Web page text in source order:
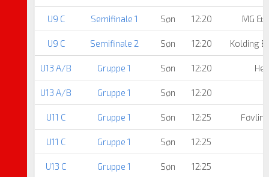
U9 C Semifinale 1 Søn 12:20 MG &
U9 C Semifinale 2 Søn 12:20 Kolding
U13 A/B Gruppe 1 Søn 12:20
U13 A/B Gruppe 1 Søn 12:20
U11 C Gruppe 1 Søn 12:25
U11 C Gruppe 1 Søn 12:25
U13 C Gruppe 1 Søn 12:25